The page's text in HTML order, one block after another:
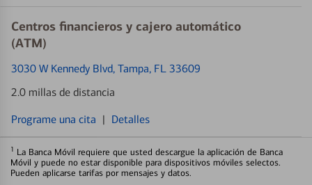
Centros financieros y cajero automático
(ATM)
3030 W Kennedy Blvd, Tampa, FL 33609
2.0 millas de distancia
Programe una cita | Detalles
1 La Banca Móvil requiere que usted descargue la aplicación de Banca
Móvil y puede no estar disponible para dispositivos móviles selectos.
Pueden aplicarse tarifas por mensajes y datos.